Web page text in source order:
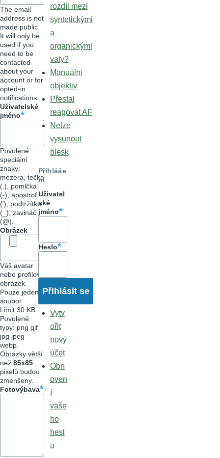
The email
address is not
made public.
It will only be
used if you
need to be
contacted
about your
account or for
opted-in
notifications.
Uživatelské
jméno
Povolené
speciální
znaky:
mezera, tečka
(.), pomlčka
(-), apostrof
('), podtržítko
(_), zavináč
(@).
Obrázek
Váš avatar
nebo profilový
obrázek.
Pouze jeden
soubor.
Limit 30 KB.
Povolené
typy: png gif
jpg jpeg
webp.
Obrázky větší
než 85x85
pixelů budou
zmenšeny.
Fotovýbava
rozdíl mezi
syntetickými
a
organickými
vaty?
Manuální
objektiv
Přestal
reagovat AF
Nelze
vysunout
blesk
Přihláše
ní
Uživatel
ské
jméno
Heslo
Vytv
ořit
nový
účet
Obn
oven
í
vaše
ho
hesl
a